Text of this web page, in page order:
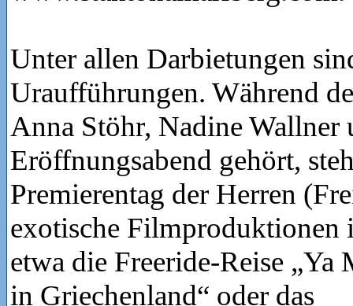
Unter allen Darbietungen
Uraufführungen. Während
Anna Stöhr, Nadine Wallner
Eröffnungsabend gehört,
Premierentag der Herren
exotische
etwa die Freeride-Reise „Ya
in Griechenland“ oder das